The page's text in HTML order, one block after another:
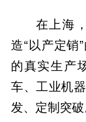
在上海
造“以产定销
的真实生产
车、工业机
发、定制突破